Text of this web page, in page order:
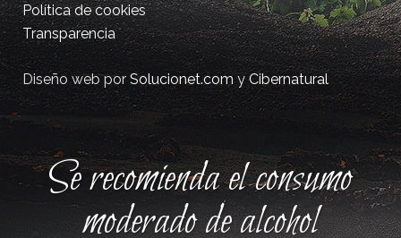
Política de cookies
Transparencia
Diseño web porSolucionet.comyCibernatural
Se recomienda el consumo
moderado de alcohol